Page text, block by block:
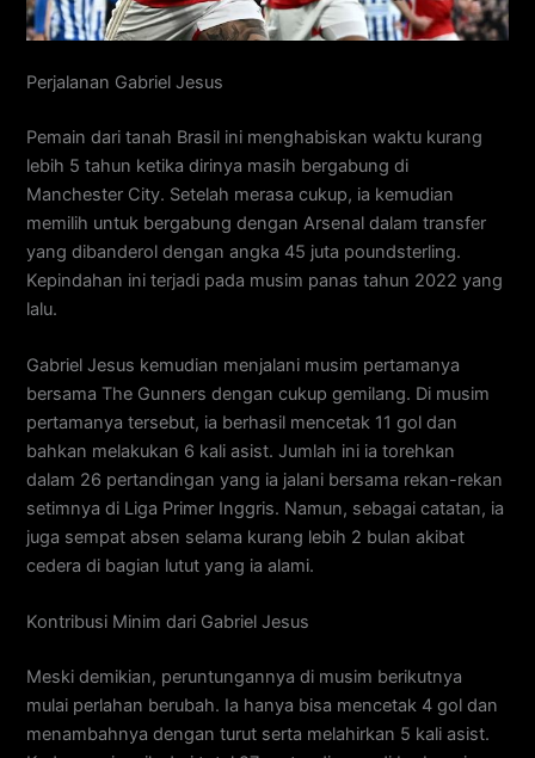
Perjalanan Gabriel Jesus
Pemain dari tanah Brasil ini menghabiskan waktu kurang
lebih 5 tahun ketika dirinya masih bergabung di
Manchester City. Setelah merasa cukup, ia kemudian
memilih untuk bergabung dengan Arsenal dalam transfer
yang dibanderol dengan angka 45 juta poundsterling.
Kepindahan ini terjadi pada musim panas tahun 2022 yang
lalu.
Gabriel Jesus kemudian menjalani musim pertamanya
bersama The Gunners dengan cukup gemilang. Di musim
pertamanya tersebut, ia berhasil mencetak 11 gol dan
bahkan melakukan 6 kali asist. Jumlah ini ia torehkan
dalam 26 pertandingan yang ia jalani bersama rekan-rekan
setimnya di Liga Primer Inggris. Namun, sebagai catatan, ia
juga sempat absen selama kurang lebih 2 bulan akibat
cedera di bagian lutut yang ia alami.
Kontribusi Minim dari Gabriel Jesus
Meski demikian, peruntungannya di musim berikutnya
mulai perlahan berubah. Ia hanya bisa mencetak 4 gol dan
menambahnya dengan turut serta melahirkan 5 kali asist.